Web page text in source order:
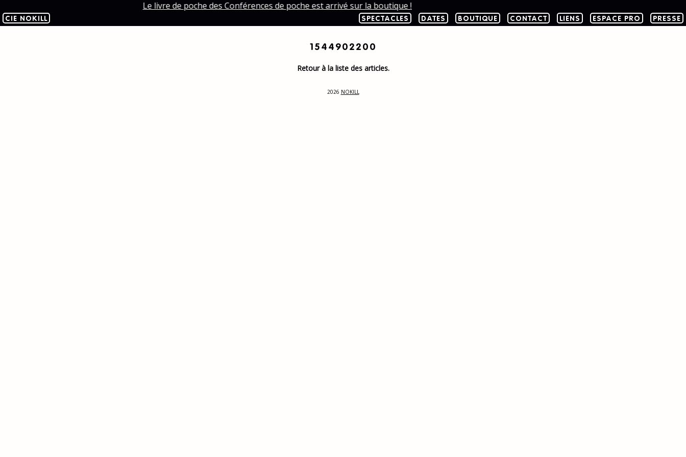
Le livre de poche des Conférences de poche est arrivé sur la boutique !
CIE NOKILL SPECTACLES DATES BOUTIQUE CONTACT LIENS ESPACE PRO PRESSE
1544902200
Retour à la liste des articles.
2026 NOKILL